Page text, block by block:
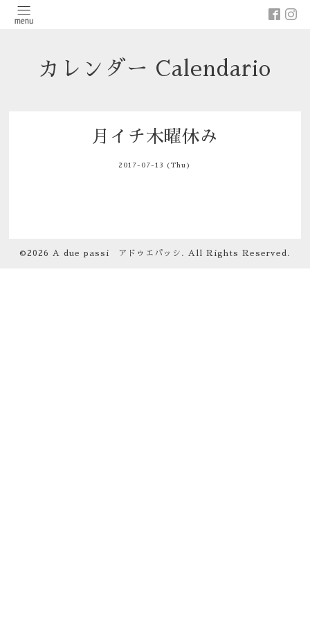
カレンダー Calendario
月イチ木曜休み
2017-07-13 (Thu)
©2026 A due passi アドゥエパッシ . All Rights Reserved.